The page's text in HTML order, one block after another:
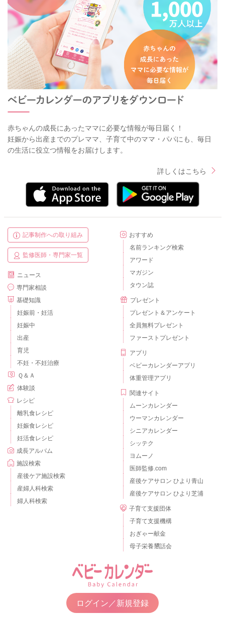
赤ちゃんの成長にあったママに必要な情報が毎日届く！
妊娠から出産までのプレママ、子育て中のママ・パパにも、毎日
の生活に役立つ情報をお届けします。
詳しくはこちら
記事制作への取り組み
監修医師・専門家一覧
ニュース
専門家相談
基礎知識
妊娠前・妊活
妊娠中
出産
育児
不妊・不妊治療
Ｑ＆Ａ
体験談
レシピ
離乳食レシピ
妊娠食レシピ
妊活食レシピ
成長アルバム
施設検索
産後ケア施設検索
産婦人科検索
婦人科検索
おすすめ
名前ランキング検索
アワード
マガジン
タウン誌
プレゼント
プレゼント＆アンケート
全員無料プレゼント
ファーストプレゼント
アプリ
ベビーカレンダーアプリ
体重管理アプリ
関連サイト
ムーンカレンダー
ウーマンカレンダー
シニアカレンダー
シッテク
ヨムーノ
医師監修.com
産後ケアサロン ひより青山
産後ケアサロン ひより芝浦
子育て支援団体
子育て支援機構
おぎゃー献金
母子栄養懇話会
ログイン／新規登録